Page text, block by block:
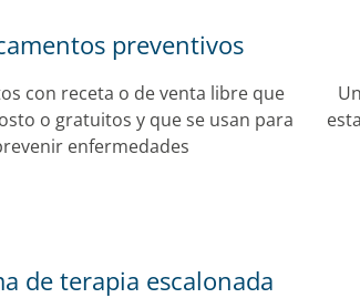
preventivos
con receta o de venta libre que
o gratuitos y que se usan para
enfermedades
de terapia escalonada